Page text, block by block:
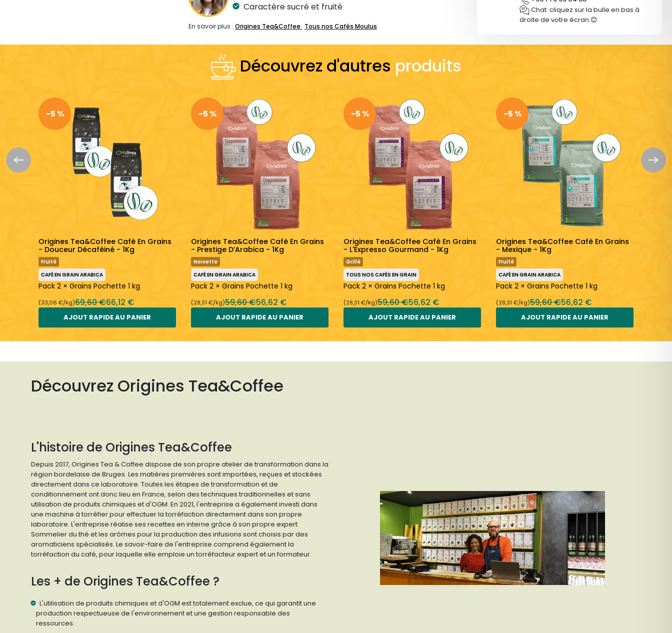
Caractère sucré et fruité
En savoir plus : Origines Tea&Coffee Tous nos Cafés Moulus
Chat: cliquez sur la bulle en bas à
droite de votre écran 😊
Découvrez d'autres produits
-5 %
Origines Tea&Coffee Cafè En Grains
- Douceur Décaféiné - 1Kg
Fruité
CAFÉ EN GRAIN ARABICA
Pack 2 × Grains Pochette 1 kg
(33,06 €/kg)69,60 €66,12 €
AJOUT RAPIDE AU PANIER
-5 %
Origines Tea&Coffee Cafè En Grains
- Prestige D’Arabica - 1Kg
Noisette
CAFÉ EN GRAIN ARABICA
Pack 2 × Grains Pochette 1 kg
(28,31 €/kg)59,60 €56,62 €
AJOUT RAPIDE AU PANIER
-5 %
Origines Tea&Coffee Cafè En Grains
- L'Expresso Gourmand - 1Kg
Grillé
TOUS NOS CAFÉS EN GRAIN
Pack 2 × Grains Pochette 1 kg
(28,31 €/kg)59,60 €56,62 €
AJOUT RAPIDE AU PANIER
-5 %
Origines Tea&Coffee Cafè En Grains
- Mexique - 1Kg
Fruité
CAFÉ EN GRAIN ARABICA
Pack 2 × Grains Pochette 1 kg
(28,31 €/kg)59,60 €56,62 €
AJOUT RAPIDE AU PANIER
Découvrez Origines Tea&Coffee
L'histoire de Origines Tea&Coffee
Depuis 2017, Origines Tea & Coffee dispose de son propre atelier de transformation dans la
région bordelaise de Bruges. Les matières premières sont importées, reçues et stockées
directement dans ce laboratoire. Toutes les étapes de transformation et de
conditionnement ont donc lieu en France, selon des techniques traditionnelles et sans
utilisation de produits chimiques et d'OGM. En 2021, l'entreprise a également investi dans
une machine à torréfier pour effectuer la torréfaction directement dans son propre
laboratoire. L'entreprise réalise ses recettes en interne grâce à son propre expert
Sommelier du thé et les arômes pour la production des infusions sont choisis par des
aromaticiens spécialisés. Le savoir-faire de l'entreprise comprend également la
torréfaction du café, pour laquelle elle emploie un torréfacteur expert et un formateur.
Les + de Origines Tea&Coffee ?
L'utilisation de produits chimiques et d'OGM est totalement exclue, ce qui garantit une
production respectueuse de l'environnement et une gestion responsable des
ressources.